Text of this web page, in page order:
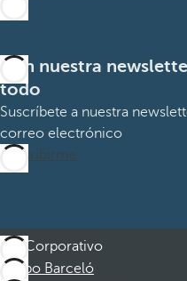
Con nuestra
todo
Suscríbete a nuestra
correo electrónico
Suscribirme
Corporativo
Grupo Barceló